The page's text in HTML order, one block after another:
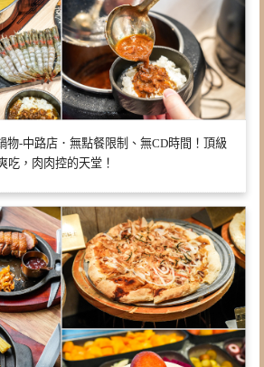
物-中路店．無點餐限制、無CD時間！頂級
吃，肉肉控的天堂！